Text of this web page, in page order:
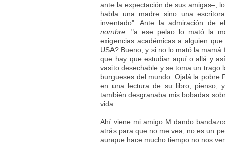
ante la expectación de sus amigas–,
habla una madre sino una
inventado". Ante la admiración de
nombre: "a ese pelao lo mató la
exigencias académicas a alguien
USA? Bueno, y si no lo mató la
que hay que estudiar aquí o allá y
vasito desechable y se toma un trago
burgueses del mundo. Ojalá la pobre
en una lectura de su libro, pienso,
también desgranaba mis bobadas
vida.
Ahí viene mi amigo M dando
atrás para que no me vea; no es un
aunque hace mucho tiempo no nos